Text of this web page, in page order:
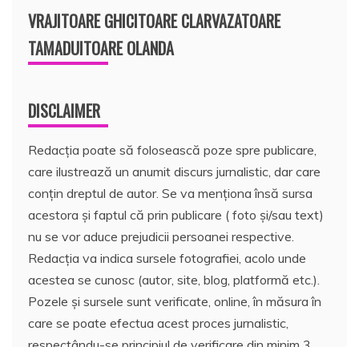
VRAJITOARE GHICITOARE CLARVAZATOARE
TAMADUITOARE OLANDA
DISCLAIMER
Redacția poate să folosească poze spre publicare,
care ilustrează un anumit discurs jurnalistic, dar care
conțin dreptul de autor. Se va menționa însă sursa
acestora și faptul că prin publicare ( foto și/sau text)
nu se vor aduce prejudicii persoanei respective.
Redacția va indica sursele fotografiei, acolo unde
acestea se cunosc (autor, site, blog, platformă etc.).
Pozele și sursele sunt verificate, online, în măsura în
care se poate efectua acest proces jurnalistic,